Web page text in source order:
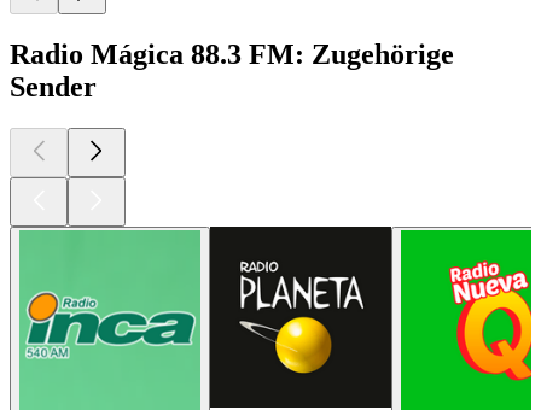
Radio Mágica 88.3 FM: Zugehörige
Sender